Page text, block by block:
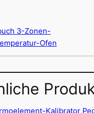
3-Zonen-
Ofen